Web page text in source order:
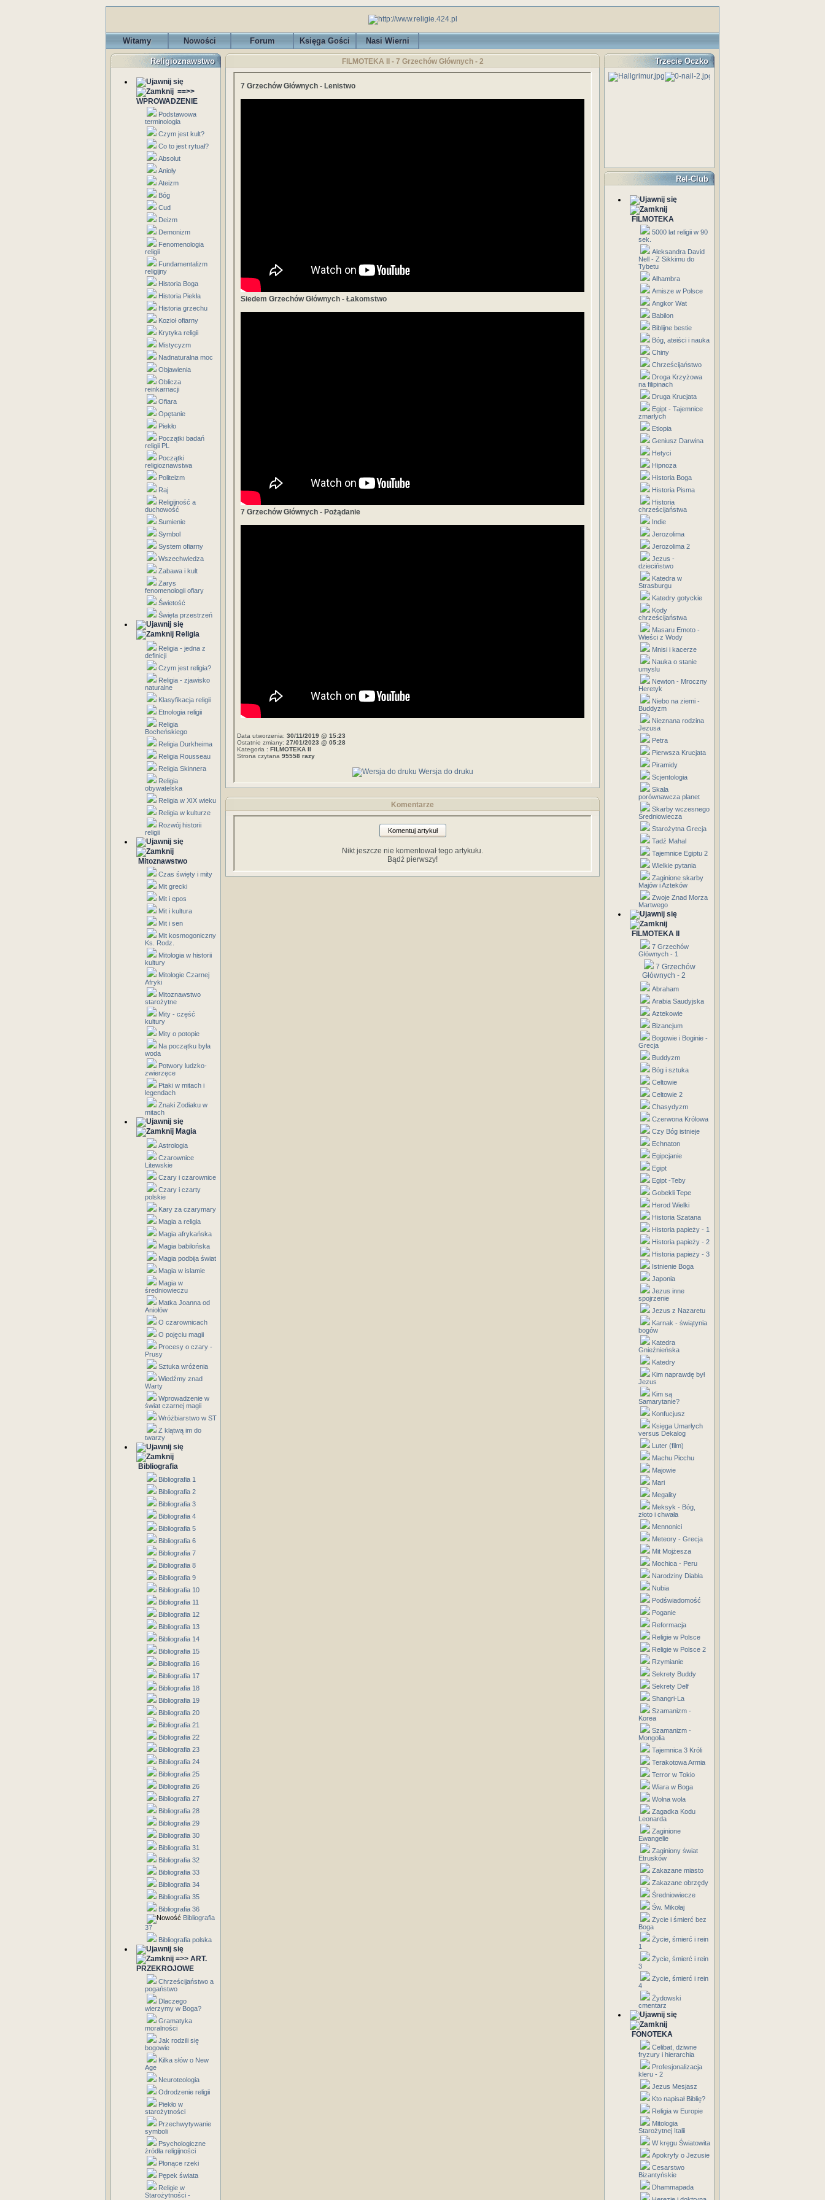
Witamy Nowości Forum Księga Gości Nasi Wierni
Religioznawstwo
==>>
WPROWADZENIE
Podstawowa
terminologia
Czym jest kult?
Co to jest rytuał?
Absolut
Anioły
Ateizm
Bóg
Cud
Deizm
Demonizm
Fenomenologia
religii
Fundamentalizm
religijny
Historia Boga
Historia Piekła
Historia grzechu
Kozioł ofiarny
Krytyka religii
Mistycyzm
Nadnaturalna moc
Objawienia
Oblicza
reinkarnacji
Ofiara
Opętanie
Piekło
Początki badań
religii PL
Początki
religioznawstwa
Politeizm
Raj
Religijność a
duchowość
Sumienie
Symbol
System ofiarny
Wszechwiedza
Zabawa i kult
Zarys
fenomenologii ofiary
Świetość
Święta przestrzeń
Religia
Religia - jedna z
definicji
Czym jest religia?
Religia - zjawisko
naturalne
Klasyfikacja religii
Etnologia religii
Religia
Bocheńskiego
Religia Durkheima
Religia Rousseau
Religia Skinnera
Religia
obywatelska
Religia w XIX wieku
Religia w kulturze
Rozwój historii
religii
Mitoznawstwo
Czas święty i mity
Mit grecki
Mit i epos
Mit i kultura
Mit i sen
Mit kosmogoniczny
Ks. Rodz.
Mitologia w historii
kultury
Mitologie Czarnej
Afryki
Mitoznawstwo
starożytne
Mity - część
kultury
Mity o potopie
Na początku była
woda
Potwory ludzko-
zwierzęce
Ptaki w mitach i
legendach
Znaki Zodiaku w
mitach
Magia
Astrologia
Czarownice
Litewskie
Czary i czarownice
Czary i czarty
polskie
Kary za czarymary
Magia a religia
Magia afrykańska
Magia babilońska
Magia podbija świat
Magia w islamie
Magia w
średniowieczu
Matka Joanna od
Aniołów
O czarownicach
O pojęciu magii
Procesy o czary -
Prusy
Sztuka wróżenia
Wiedźmy znad
Warty
Wprowadzenie w
świat czarnej magii
Wróżbiarstwo w ST
Z klątwą im do
twarzy
Bibliografia
Bibliografia 1
Bibliografia 2
Bibliografia 3
Bibliografia 4
Bibliografia 5
Bibliografia 6
Bibliografia 7
Bibliografia 8
Bibliografia 9
Bibliografia 10
Bibliografia 11
Bibliografia 12
Bibliografia 13
Bibliografia 14
Bibliografia 15
Bibliografia 16
Bibliografia 17
Bibliografia 18
Bibliografia 19
Bibliografia 20
Bibliografia 21
Bibliografia 22
Bibliografia 23
Bibliografia 24
Bibliografia 25
Bibliografia 26
Bibliografia 27
Bibliografia 28
Bibliografia 29
Bibliografia 30
Bibliografia 31
Bibliografia 32
Bibliografia 33
Bibliografia 34
Bibliografia 35
Bibliografia 36
Bibliografia
37
Bibliografia polska
=>> ART.
PRZEKROJOWE
Chrześcijaństwo a
pogaństwo
Dlaczego
wierzymy w Boga?
Gramatyka
moralności
Jak rodzili się
bogowie
Kilka słów o New
Age
Neuroteologia
Odrodzenie religii
Piekło w
starożytności
Przechwytywanie
symboli
Psychologiczne
źródła religijności
Płonące rzeki
Pępek świata
Religie w
Starożytności -
FILMOTEKA II - 7 Grzechów Głównych - 2
7 Grzechów Głównych - Lenistwo
Siedem Grzechów Głównych - Łakomstwo
7 Grzechów Głównych - Pożądanie
Data utworzenia: 30/11/2019 @ 15:23
Ostatnie zmiany: 27/01/2023 @ 05:28
Kategoria : FILMOTEKA II
Strona czytana 95558 razy
Wersja do druku
Komentarze
Komentuj artykuł
Nikt jeszcze nie komentował tego artykułu.
Bądź pierwszy!
Trzecie Oczko
Rel-Club
FILMOTEKA
5000 lat religii w 90
sek.
Aleksandra David
Nell - Z Sikkimu do
Tybetu
Alhambra
Amisze w Polsce
Angkor Wat
Babilon
Biblijne bestie
Bóg, ateiści i nauka
Chiny
Chrześcijaństwo
Droga Krzyżowa
na filipinach
Druga Krucjata
Egipt - Tajemnice
zmarłych
Etiopia
Geniusz Darwina
Hetyci
Hipnoza
Historia Boga
Historia Pisma
Historia
chrześcijaństwa
Indie
Jerozolima
Jerozolima 2
Jezus -
dzieciństwo
Katedra w
Strasburgu
Katedry gotyckie
Kody
chrześcijaństwa
Masaru Emoto -
Wieści z Wody
Mnisi i kacerze
Nauka o stanie
umyslu
Newton - Mroczny
Heretyk
Niebo na ziemi -
Buddyzm
Nieznana rodzina
Jezusa
Petra
Pierwsza Krucjata
Piramidy
Scjentologia
Skala
porównawcza planet
Skarby wczesnego
Średniowiecza
Starożytna Grecja
Tadź Mahal
Tajemnice Egiptu 2
Wielkie pytania
Zaginione skarby
Majów i Azteków
Zwoje Znad Morza
Martwego
FILMOTEKA II
7 Grzechów
Głównych - 1
7 Grzechów
Głównych - 2
Abraham
Arabia Saudyjska
Aztekowie
Bizancjum
Bogowie i Boginie -
Grecja
Buddyzm
Bóg i sztuka
Celtowie
Celtowie 2
Chasydyzm
Czerwona Królowa
Czy Bóg istnieje
Echnaton
Egipcjanie
Egipt
Egipt -Teby
Gobekli Tepe
Herod Wielki
Historia Szatana
Historia papieży - 1
Historia papieży - 2
Historia papieży - 3
Istnienie Boga
Japonia
Jezus inne
spojrzenie
Jezus z Nazaretu
Karnak - świątynia
bogów
Katedra
Gnieźnieńska
Katedry
Kim naprawdę był
Jezus
Kim są
Samarytanie?
Konfucjusz
Księga Umarłych
versus Dekalog
Luter (film)
Machu Picchu
Majowie
Mari
Megality
Meksyk - Bóg,
złoto i chwała
Mennonici
Meteory - Grecja
Mit Mojżesza
Mochica - Peru
Narodziny Diabła
Nubia
Podświadomość
Poganie
Reformacja
Religie w Polsce
Religie w Polsce 2
Rzymianie
Sekrety Buddy
Sekrety Delf
Shangri-La
Szamanizm -
Korea
Szamanizm -
Mongolia
Tajemnica 3 Króli
Terakotowa Armia
Terror w Tokio
Wiara w Boga
Wolna wola
Zagadka Kodu
Leonarda
Zaginione
Ewangelie
Zaginiony świat
Etrusków
Zakazane miasto
Zakazane obrzędy
Średniowiecze
Św. Mikołaj
Życie i śmierć bez
Boga
Życie, śmierć i rein
1
Życie, śmierć i rein
3
Życie, śmierć i rein
4
Żydowski
cmentarz
FONOTEKA
Celibat, dziwne
fryzury i hierarchia
Profesjonalizacja
kleru - 2
Jezus Mesjasz
Kto napisał Biblię?
Religia w Europie
Mitologia
Starożytnej Italii
W kręgu Światowita
Apokryfy o Jezusie
Cesarstwo
Bizantyńskie
Dhammapada